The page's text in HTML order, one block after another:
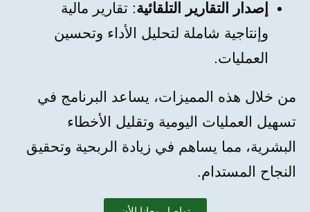
إصدار التقارير التلقائية: تقارير مالية
وإنتاجية شاملة لتحليل الأداء وتحسين
العمليات.
من خلال هذه المميزات، يساعد البرنامج في
تسهيل العمليات اليومية وتقليل الأخطاء
البشرية، مما يساهم في زيادة الربحية وتحقيق
النجاح المستدام.